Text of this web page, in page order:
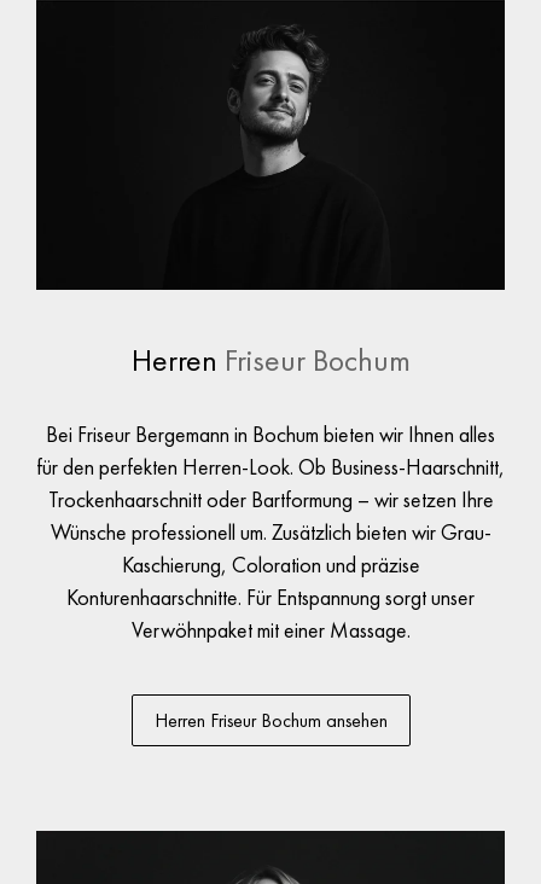
Herren Friseur Bochum
Bei Friseur Bergemann in Bochum bieten wir Ihnen alles
für den perfekten Herren-Look. Ob Business-Haarschnitt,
Trockenhaarschnitt oder Bartformung – wir setzen Ihre
Wünsche professionell um. Zusätzlich bieten wir Grau-
Kaschierung, Coloration und präzise
Konturenhaarschnitte. Für Entspannung sorgt unser
Verwöhnpaket mit einer Massage.
Herren Friseur Bochum ansehen